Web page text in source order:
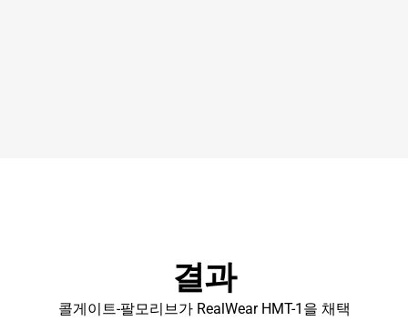
결과
콜게이트-팔모리브가 RealWear HMT-1을 채택